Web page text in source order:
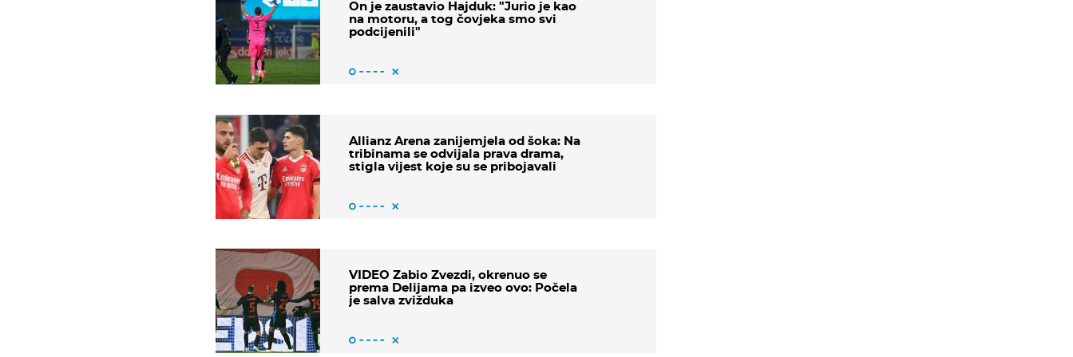
On je zaustavio Hajduk: "Jurio je kao
na motoru, a tog čovjeka smo svi
podcijenili"
Allianz Arena zanijemjela od šoka: Na
tribinama se odvijala prava drama,
stigla vijest koje su se pribojavali
VIDEO Zabio Zvezdi, okrenuo se
prema Delijama pa izveo ovo: Počela
je salva zvižduka